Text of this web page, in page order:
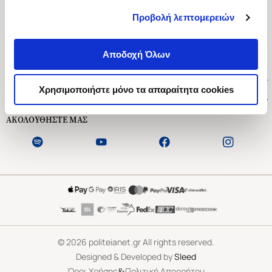
Προβολή λεπτομερειών
Αποδοχή Όλων
Χρησιμοποιήστε μόνο τα απαραίτητα cookies
Ασκληπιού 1-3, Αθήνα 106 79
Δευτέρα - Παρασκευή 09:00-21:00
Εξυπηρέτηση Πελατών
ΑΚΟΛΟΥΘΗΣΤΕ ΜΑΣ
©2026 politeianet.gr All rights reserved.
Designed & Developed bySleed